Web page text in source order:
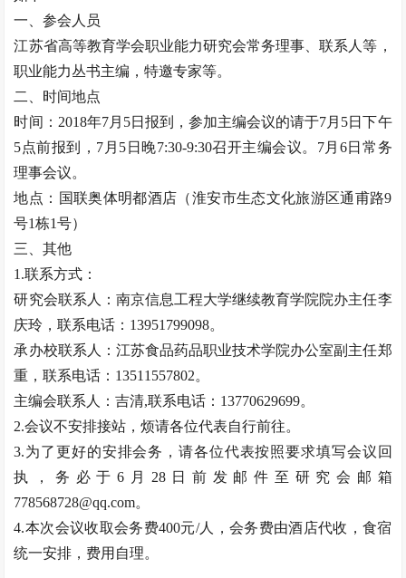
一、参会人员
江苏省高等教育学会职业能力研究会常务理事、联系人等，
职业能力丛书主编，特邀专家等。
二、时间地点
时间：2018年7月5日报到，参加主编会议的请于7月5日下午
5点前报到，7月5日晚7:30-9:30召开主编会议。7月6日常务
理事会议。
地点：国联奥体明都酒店（淮安市生态文化旅游区通甫路9
号1栋1号）
三、其他
1.联系方式：
研究会联系人：南京信息工程大学继续教育学院院办主任李
庆玲，联系电话：13951799098。
承办校联系人：江苏食品药品职业技术学院办公室副主任郑
重，联系电话：13511557802。
主编会联系人：吉清,联系电话：13770629699。
2.会议不安排接站，烦请各位代表自行前往。
3.为了更好的安排会务，请各位代表按照要求填写会议回
执，务必于6月28日前发邮件至研究会邮箱
778568728@qq.com。
4.本次会议收取会务费400元/人，会务费由酒店代收，食宿
统一安排，费用自理。